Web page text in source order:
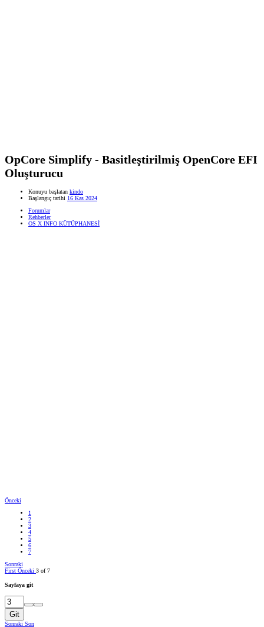
OpCore Simplify - Basitleştirilmiş OpenCore EFI
Oluşturucu
Konuyu başlatan kindo
Başlangıç tarihi 16 Kas 2024
Forumlar
Rehberler
OS X INFO KÜTÜPHANESİ
Önceki
1
2
3
4
5
6
7
Sonraki
First Önceki 3 of 7
Sayfaya git
Git
Sonraki Son